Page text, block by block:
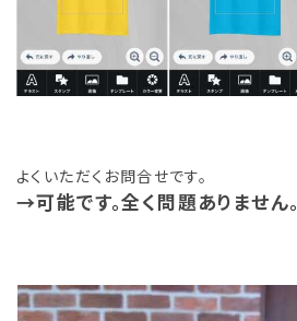
よくいただくお問合せです。
→可能です。全く問題ありません。